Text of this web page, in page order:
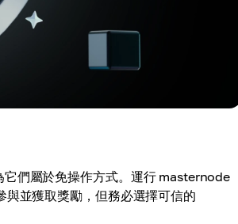
們屬於免操作方式。運行 masternode
並獲取獎勵，但務必選擇可信的